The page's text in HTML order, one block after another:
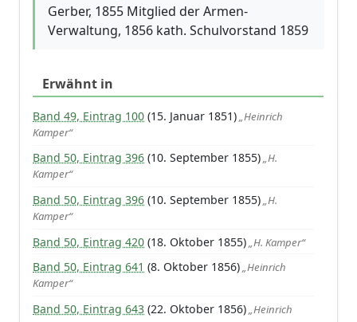
Gerber, 1855 Mitglied der Armen-
Verwaltung, 1856 kath. Schulvorstand 1859
Erwähnt in
Band 49, Eintrag 100 (15. Januar 1851)„Heinrich
Kamper“
Band 50, Eintrag 396 (10. September 1855)„H.
Kamper“
Band 50, Eintrag 396 (10. September 1855)„H.
Kamper“
Band 50, Eintrag 420 (18. Oktober 1855) „H. Kamper“
Band 50, Eintrag 641 (8. Oktober 1856)„Heinrich
Kamper“
Band 50, Eintrag 643 (22. Oktober 1856)„Heinrich